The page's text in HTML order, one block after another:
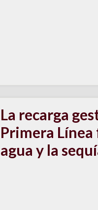
La recarga
Primera Línea
agua y la